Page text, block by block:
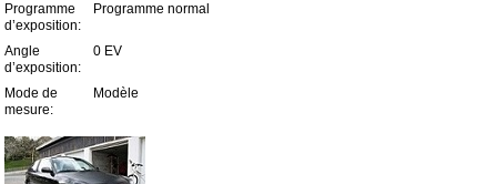
Programme
d’exposition:
Programme normal
Angle
d’exposition:
0 EV
Mode de
mesure:
Modèle